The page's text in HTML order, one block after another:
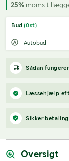
25% moms
Bud (0st)
= Autobud
Sådan
Varen forbliver
varen. Når
sælgers
12 dage efter
Har du
send en e-mail til
Læssehjælp
Sikker betaling
Når du vinder et
mailadresse den
Oversigt